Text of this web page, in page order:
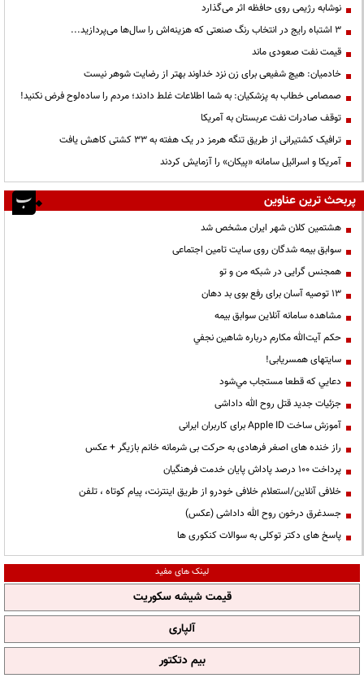
نوشابه رژیمی روی حافظه اثر می‌گذارد
3 اشتباه رایج در انتخاب رنگ صنعتی که هزینه‌اش را سال‌ها می‌پردازید...
قیمت نفت صعودی ماند
خادمیان: هیچ شفیعی برای زن نزد خداوند بهتر از رضایت شوهر نیست
صمصامی خطاب به پزشکیان: به شما اطلاعات غلط دادند؛ مردم را ساده‌لوح فرض نکنید!
توقف صادرات نفت عربستان به آمریکا
ترافیک کشتیرانی از طریق تنگه هرمز در یک هفته به ۳۳ کشتی کاهش یافت
آمریکا و اسرائیل سامانه «پیکان» را آزمایش کردند
پربحث ترین عناوین
هشتمین کلان شهر ایران مشخص شد
سوابق بیمه شدگان روی سایت تامین اجتماعی
همجنس گرایی در شبکه من و تو
13 توصیه آسان برای رفع بوی بد دهان
مشاهده سامانه آنلاين سوابق بیمه
حكم آيت‌الله مكارم درباره شاهين نجفي
سایتهای همسریابی!
دعايي كه قطعا مستجاب مي‌شود
جزئیات جدید قتل روح الله داداشی
آموزش ساخت Apple ID برای کاربران ایرانی
راز خنده های اصغر فرهادی به حرکت بی شرمانه خانم بازیگر + عکس
پرداخت ۱۰۰ درصد پاداش پایان خدمت فرهنگیان
خلافی آنلاین/استعلام خلافی خودرو از طریق اینترنت، پیام کوتاه ، تلفن
جسدغرق درخون روح الله داداشی (عکس)
پاسخ های دکتر توکلی به سوالات کنکوری ها
لینک های مفید
قیمت شیشه سکوریت
آلپاری
بیم دتکتور